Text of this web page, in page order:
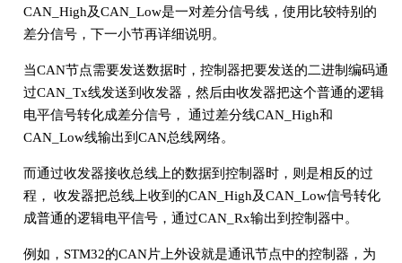
CAN_High及CAN_Low是一对差分信号线，使用比较特别的
差分信号，下一小节再详细说明。
当CAN节点需要发送数据时，控制器把要发送的二进制编码通
过CAN_Tx线发送到收发器，然后由收发器把这个普通的逻辑
电平信号转化成差分信号， 通过差分线CAN_High和
CAN_Low线输出到CAN总线网络。
而通过收发器接收总线上的数据到控制器时，则是相反的过
程， 收发器把总线上收到的CAN_High及CAN_Low信号转化
成普通的逻辑电平信号，通过CAN_Rx输出到控制器中。
例如，STM32的CAN片上外设就是通讯节点中的控制器，为